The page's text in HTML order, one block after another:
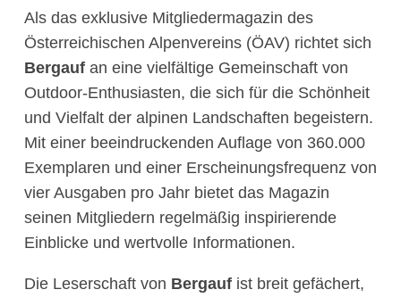
Als das exklusive Mitgliedermagazin des
Österreichischen Alpenvereins (ÖAV) richtet sich
Bergauf an eine vielfältige Gemeinschaft von
Outdoor-Enthusiasten, die sich für die Schönheit
und Vielfalt der alpinen Landschaften begeistern.
Mit einer beeindruckenden Auflage von 360.000
Exemplaren und einer Erscheinungsfrequenz von
vier Ausgaben pro Jahr bietet das Magazin
seinen Mitgliedern regelmäßig inspirierende
Einblicke und wertvolle Informationen.
Die Leserschaft von Bergauf ist breit gefächert,